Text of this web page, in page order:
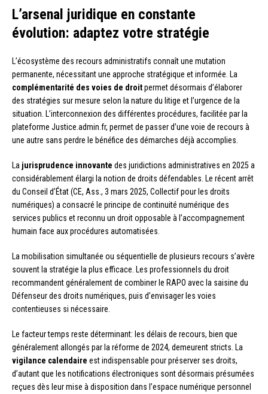
L’arsenal juridique en constante
évolution: adaptez votre stratégie
L’écosystème des recours administratifs connaît une mutation
permanente, nécessitant une approche stratégique et informée. La
complémentarité des voies de droitpermet désormais d’élaborer
des stratégies sur mesure selon la nature du litige et l’urgence de la
situation. L’interconnexion des différentes procédures, facilitée par la
plateforme Justice.admin.fr, permet de passer d’une voie de recours à
une autre sans perdre le bénéfice des démarches déjà accomplies.
La jurisprudence innovante des juridictions administratives en 2025 a
considérablement élargi la notion de droits défendables. Le récent arrêt
du Conseil d’État (CE, Ass., 3 mars 2025, Collectif pour les droits
numériques) a consacré le principe de continuité numérique des
services publics et reconnu un droit opposable à l’accompagnement
humain face aux procédures automatisées.
La mobilisation simultanée ou séquentielle de plusieurs recours s’avère
souvent la stratégie la plus efficace. Les professionnels du droit
recommandent généralement de combiner le RAPO avec la saisine du
Défenseur des droits numériques, puis d’envisager les voies
contentieuses si nécessaire.
Le facteur temps reste déterminant: les délais de recours, bien que
généralement allongés par la réforme de 2024, demeurent stricts. La
vigilance calendaire est indispensable pour préserver ses droits,
d’autant que les notifications électroniques sont désormais présumées
reçues dès leur mise à disposition dans l’espace numérique personnel